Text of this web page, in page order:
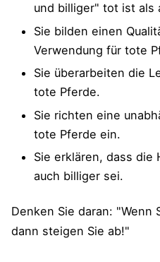
und billiger" tot ist als
Sie bilden einen
Verwendung für tote
Sie überarbeiten die
tote Pferde.
Sie richten eine
tote Pferde ein.
Sie erklären, dass die
auch billiger sei.
Denken Sie daran:
dann steigen Sie ab!"